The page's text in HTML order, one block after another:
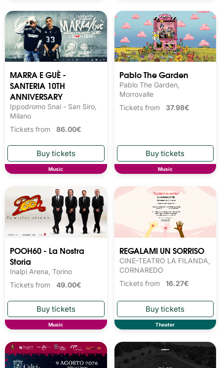
MARRA E GUÈ -
SANTERIA 10TH
ANNIVERSARY
Ippodromo Snai - San Siro,
Milano
Tickets from 86.00€
Music
Pablo The Garden
Pablo The Garden,
Morrovalle
Tickets from 37.98€
Music
POOH60 - La Nostra
Storia
Inalpi Arena, Torino
Tickets from 49.00€
Music
REGALAMI UN SORRISO
CINE-TEATRO LA FILANDA,
CORNAREDO
Tickets from 16.27€
Theater